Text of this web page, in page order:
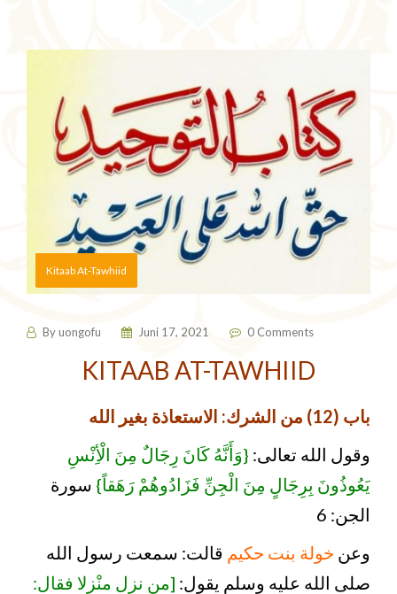
Kitaab At-Tawhiid
Byuongofu Juni 17, 2021 0 Comments
KITAAB AT-TAWHIID
باب (12) من الشرك: الاستعاذة بغير الله
وقول الله تعالى: {وَأَنَّهُ كَانَ رِجَالٌ مِنَ الْأِنْسِ
يَعُوذُونَ بِرِجَالٍ مِنَ الْجِنِّ فَزَادُوهُمْ رَهَقاً} سورة
الجن: 6
وعن خولة بنت حكيم قالت: سمعت رسول الله
صلى الله عليه وسلم يقول: [من نزل منْزلا فقال: